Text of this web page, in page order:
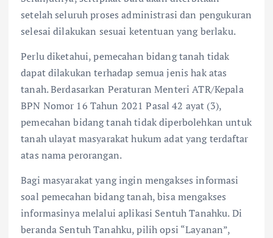
setelah seluruh proses administrasi dan pengukuran
selesai dilakukan sesuai ketentuan yang berlaku.
Perlu diketahui, pemecahan bidang tanah tidak
dapat dilakukan terhadap semua jenis hak atas
tanah. Berdasarkan Peraturan Menteri ATR/Kepala
BPN Nomor 16 Tahun 2021 Pasal 42 ayat (3),
pemecahan bidang tanah tidak diperbolehkan untuk
tanah ulayat masyarakat hukum adat yang terdaftar
atas nama perorangan.
Bagi masyarakat yang ingin mengakses informasi
soal pemecahan bidang tanah, bisa mengakses
informasinya melalui aplikasi Sentuh Tanahku. Di
beranda Sentuh Tanahku, pilih opsi “Layanan”,